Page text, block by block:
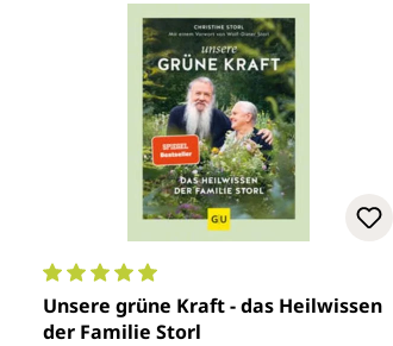
Durchschnittliche Bewertung von 5 von
Unsere grüne Kraft - das Heilwissen
der Familie Storl